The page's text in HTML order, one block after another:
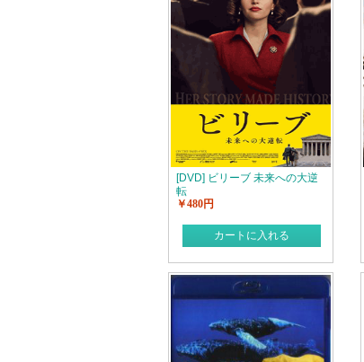
[DVD] ビリーブ 未来への大逆
転
￥480円
カートに入れる